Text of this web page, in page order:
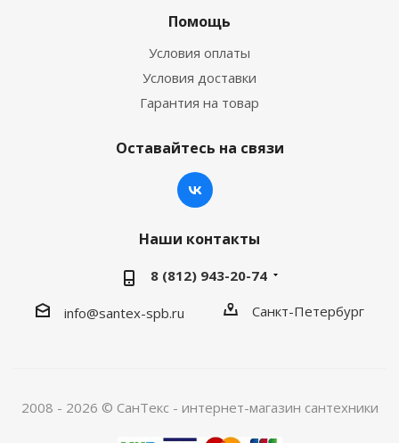
Помощь
Условия оплаты
Условия доставки
Гарантия на товар
Оставайтесь на связи
Наши контакты
8 (812) 943-20-74
info@santex-spb.ru Санкт-Петербург
2008 - 2026 © СанТекс - интернет-магазин cантехники